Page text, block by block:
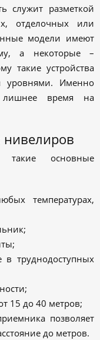
служит разметкой
отделочных или
модели имеют
а некоторые –
такие устройства
уровнями. Именно
лишнее время на
такие основные
температурах,
в труднодоступных
15 до 40 метров;
позволяет
до метров.